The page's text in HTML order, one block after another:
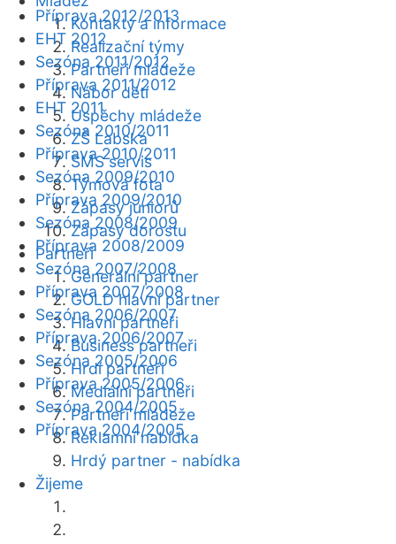
Kontakty a informace
Realizační týmy
Partneři mládeže
Nábor dětí
Úspěchy mládeže
ZŠ Labská
SMS servis
Týmová fota
Zápasy juniorů
Zápasy dorostu
Partneři
Generální partner
GOLD hlavní partner
Hlavní partneři
Business partneři
Hrdí partneři
Mediální partneři
Partneři mládeže
Reklamní nabídka
Hrdý partner - nabídka
Žijeme
Příprava 2012/2013
EHT 2012
Sezóna 2011/2012
Příprava 2011/2012
EHT 2011
Sezóna 2010/2011
Příprava 2010/2011
Sezóna 2009/2010
Příprava 2009/2010
Sezóna 2008/2009
Příprava 2008/2009
Sezóna 2007/2008
Příprava 2007/2008
Sezóna 2006/2007
Příprava 2006/2007
Sezóna 2005/2006
Příprava 2005/2006
Sezóna 2004/2005
Příprava 2004/2005